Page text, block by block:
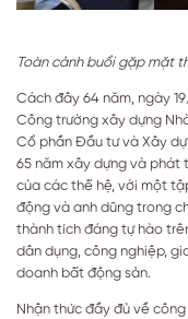
Toàn cảnh buổi gặp mặt
Cách đây 64 năm, ngày
Công trường xây dựng
Cổ phần Đầu tư và Xây
65 năm xây dựng và phát
của các thế hệ, với một
động và anh dũng trong
thành tích đáng tự hào
dân dụng, công nghiệp,
doanh bất động sản.
Nhận thức đầy đủ về